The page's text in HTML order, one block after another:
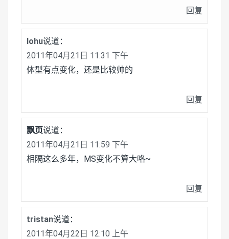
回复
lohu说道：
2011年04月21日 11:31 下午
体型有点变化，还是比较帅的
回复
飘页说道：
2011年04月21日 11:59 下午
相隔这么多年，MS变化不算大咯~
回复
tristan说道：
2011年04月22日 12:10 上午